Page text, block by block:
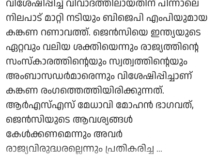
വിശേഷിപ്പിച്ച് വിവാദത്തിലായതിന് പിന്നാലെ
നിലപാട് മാറ്റി നടിയും ബിജെപി എംപിയുമായ
കങ്കണ റണാവത്ത്. ജെൻസിയെ ഇന്ത്യയുടെ
ഏറ്റവും വലിയ ശക്തിയെന്നും രാജ്യത്തിന്റെ
സംസ്കാരത്തിന്റെയും സ്വത്വത്തിന്റെയും
അംബാസഡർമാരെന്നും വിശേഷിപ്പിച്ചാണ്
കങ്കണ രംഗത്തെത്തിയിരിക്കുന്നത്.
ആർഎസ്എസ് മേധാവി മോഹൻ ഭാഗവത്,
ജെൻസിയുടെ ആവശ്യങ്ങൾ
കേൾക്കണമെന്നും അവർ
രാജ്യവിരുദ്ധരല്ലെന്നും പ്രതികരിച്ച ...